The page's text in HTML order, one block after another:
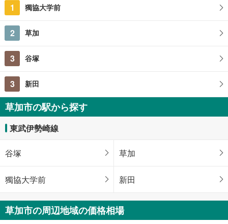
1 獨協大学前
2 草加
3 谷塚
3 新田
草加市の駅から探す
東武伊勢崎線
谷塚 草加
獨協大学前 新田
草加市の周辺地域の価格相場